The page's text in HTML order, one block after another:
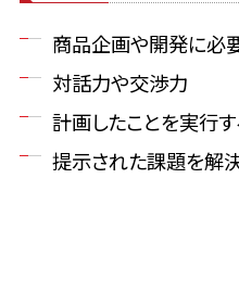
商品企画や開発に必
対話力や交渉力
計画したことを実行
提示された課題を解